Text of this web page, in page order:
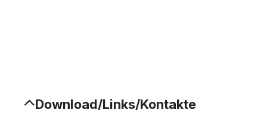
Download/Links/Kontakte